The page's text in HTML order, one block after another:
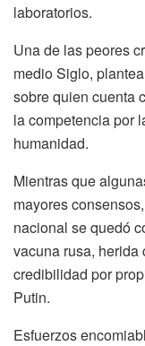
laboratorios.
Una de las peores
medio Siglo,
sobre quien cuenta
la competencia por
humanidad.
Mientras que
mayores
nacional se quedó
vacuna rusa, herida
credibilidad por
Putin.
Esfuerzos